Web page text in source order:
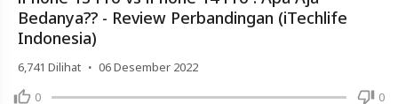
Bedanya??
Review
Perbandingan
Bedanya?? - Review Perbandingan (iTechlife
Indonesia)
0 0
6,741 Dilihat · 06 Desember 2022